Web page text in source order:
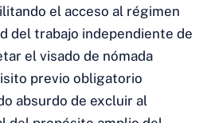
el acceso al régimen
del trabajo independiente de
el visado de nómada
previo obligatorio
absurdo de excluir al